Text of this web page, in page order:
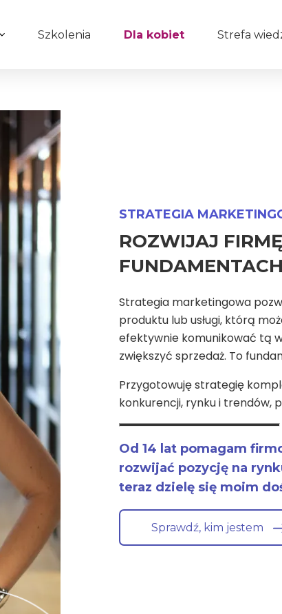
Szkolenia Dla kobiet Strefa
STRATEGIA
ROZWIJAJ
Strategia marketingowa
produktu lub usługi, którą
efektywnie komunikować tą
zwiększyć sprzedaż. To
Przygotowuję strategię
konkurencji, rynku i trendów,
Od 14 lat pomagam
rozwijać pozycję na
teraz dzielę się moim
Sprawdź, kim jestem